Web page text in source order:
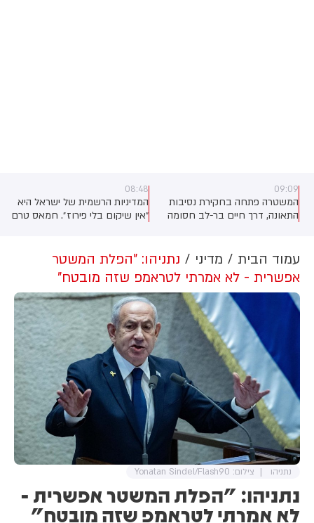
09:09
המשטרה פתחה בחקירת נסיבות
התאונה, דרך חיים בר-לב חסומה
לפנות לדרכים חלופיות
08:48
המדיניות הרשמית של ישראל היא
״אין שיקום בלי פירוז״. חמאס טרם
ראש הממשלה נתניהו ושר הביטחון
כ״ץ - כבר נתנו אור ירוק לעבודות
שיקום ראשונות ברצועת עזה:
קבלנים פלסטינים עזתים קיבלו
אישור להגיע לשטח מזרח רפיח
שבתוך הקו הצהוב, ולהתחיל שם
עבודות שיקום ותשתיות - חשמל,
מים ביוב ועפר. (גל"צ)
עמוד הבית מדיני
נתניהו: "הפלת המשטר
אפשרית - לא אמרתי לטראמפ שזה מובטח"
נתניהו: "הפלת המשטר אפשרית -
לא אמרתי לטראמפ שזה מובטח"
נתניהו צילום: Yonatan Sindel/Flash90